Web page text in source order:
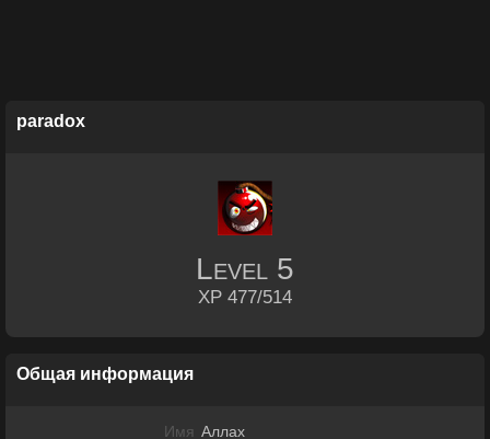
paradox
Level 5
XP 477/514
Общая информация
Имя Аллах